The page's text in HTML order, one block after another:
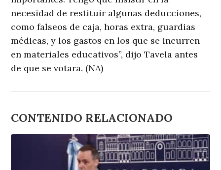
necesidad de restituir algunas deducciones,
como falseos de caja, horas extra, guardias
médicas, y los gastos en los que se incurren
en materiales educativos”, dijo Tavela antes
de que se votara. (NA)
CONTENIDO RELACIONADO